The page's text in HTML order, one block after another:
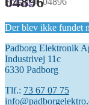
Der blev ikke fundet
Padborg Elektronik
Industrivej 11c
6330 Padborg
Tlf.: 73 67 07 75